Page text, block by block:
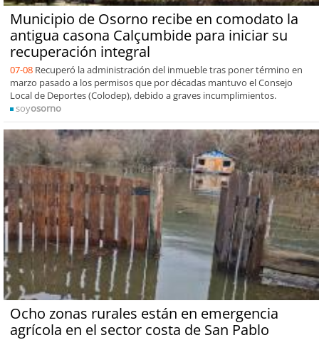
Municipio de Osorno recibe en comodato la
antigua casona Calçumbide para iniciar su
recuperación integral
07-08 Recuperó la administración del inmueble tras poner término en
marzo pasado a los permisos que por décadas mantuvo el Consejo
Local de Deportes (Colodep), debido a graves incumplimientos.
soyosorno
Ocho zonas rurales están en emergencia
agrícola en el sector costa de San Pablo